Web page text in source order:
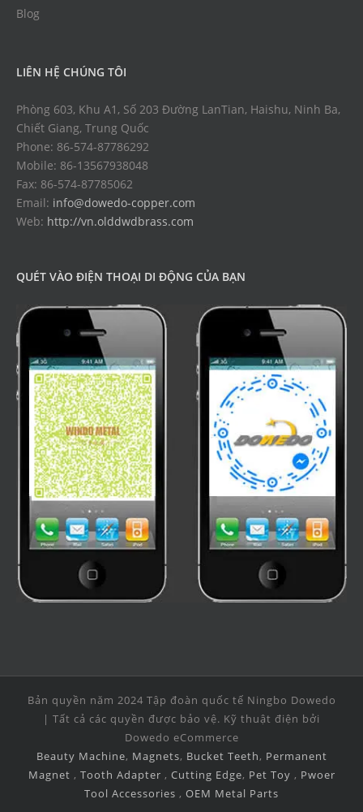
Blog
LIÊN HỆ CHÚNG TÔI
Phòng 603, Khu A1, Số 203 Đường LanTian, Haishu, Ninh Ba,
Chiết Giang, Trung Quốc
Phone: 86-574-87786292
Mobile: 86-13567938048
Fax: 86-574-87785062
Email: info@dowedo-copper.com
Web: http://vn.olddwdbrass.com
QUÉT VÀO ĐIỆN THOẠI DI ĐỘNG CỦA BẠN
Bản quyền năm 2024 Tập đoàn quốc tế Ningbo Dowedo
| Tất cả các quyền được bảo vệ. Kỹ thuật điện bởi
Dowedo eCommerce
Beauty Machine, Magnets, Bucket Teeth, Permanent
Magnet , Tooth Adapter , Cutting Edge, Pet Toy , Pwoer
Tool Accessories , OEM Metal Parts